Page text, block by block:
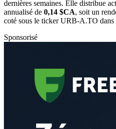
dernières semaines. Elle distribue
annualisé de 0,14 $CA, soit un
coté sous le tickerURB-A.TO dans
Sponsorisé